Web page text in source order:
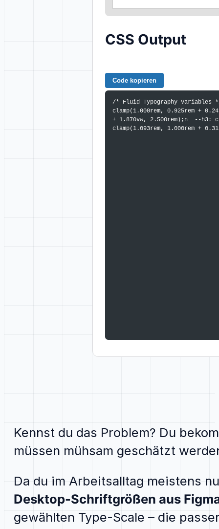
CSS Output
Code kopieren
Kennst du das Problem? Du
müssen mühsam geschätzt
Da du im Arbeitsalltag meistens
Desktop-Schriftgrößen aus
gewählten Type-Scale – die